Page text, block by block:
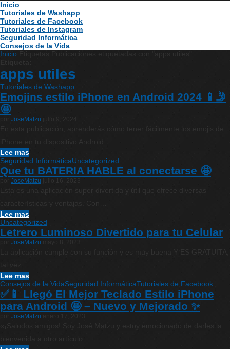
Inicio
Tutoriales de Washapp
Tutoriales de Facebook
Tutoriales de Instagram
Seguridad Informática
Consejos de la Vida
Inicio
Etiqueta:
apps utiles
Tutoriales de Washapp
Emojins estilo iPhone en Android 2024 📱🤳
🤩
JoseMatzu
Lee mas
Seguridad InformáticaUncategorized
Que tu BATERIA HABLE al conectarse 🤩
JoseMatzu
Esta es una aplicación super divertida y útil que ofrece diversas
características y ventajas. Con…
Lee mas
Uncategorized
Letrero Luminoso Divertido para tu Celular
JoseMatzu
La aplicación cumple con su función y es muy buena Y ES GRATUITA,
Lee mas
Consejos de la VidaSeguridad InformáticaTutoriales de Facebook
✅📱 Llegó El Mejor Teclado Estilo iPhone
para Android 🤩 – Nuevo y Mejorado ✨
JoseMatzu
«¡Saludos amigos! Soy José Matzu y estoy emocionado de darles la